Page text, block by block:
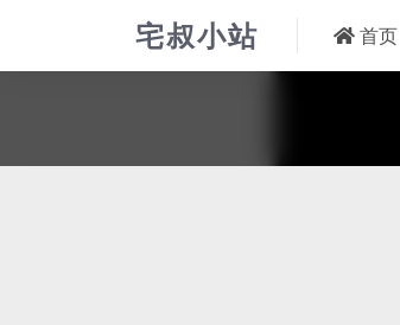
宅叔小站 首页